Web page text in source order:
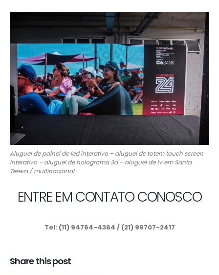
Aluguel de painel de led interativo – aluguel de totem touch screen
interativo – aluguel de holograma 3d – aluguel de tv em Santa
Tereza / multinacional
ENTRE EM CONTATO CONOSCO
Tel: (11) 94764-4364 / (21) 99707-2417
Share this post